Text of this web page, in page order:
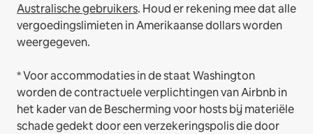
Australische gebruikers. Houd er rekening mee dat alle
vergoedingslimieten in Amerikaanse dollars worden
weergegeven.
* Voor accommodaties in de staat Washington
worden de contractuele verplichtingen van Airbnb in
het kader van de Bescherming voor hosts bij materiële
schade gedekt door een verzekeringspolis die door